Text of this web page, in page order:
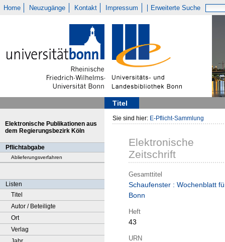
Home Neuzugänge Kontakt Impressum Erweiterte Suche
Titel
Elektronische Publikationen aus
dem Regierungsbezirk Köln
Pflichtabgabe
Ablieferungsverfahren
Listen
Titel
Autor / Beteiligte
Ort
Verlag
Sie sind hier: E-Pflicht-Sammlung
Elektronische
Zeitschrift
Gesamttitel
Schaufenster : Wochenblatt
Bonn
Heft
43
URN